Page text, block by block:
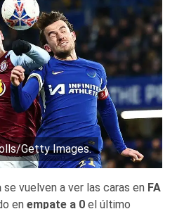
Getty Images.
se vuelven a ver las caras en FA
en empate a 0 el último